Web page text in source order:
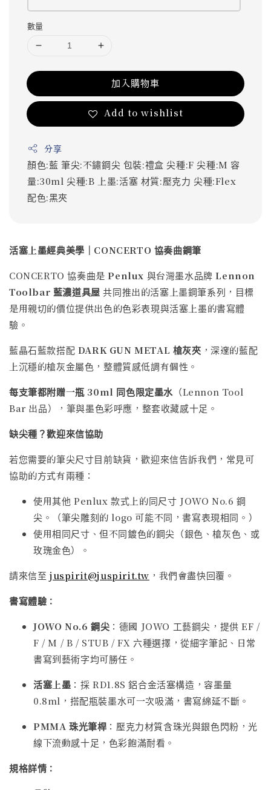
數量
加入購物車
Add to wishlist
分享
顏色:藍 筆尖:不鏽鋼尖 包裝:禮盒尖種:F尖種:M 容
量:30ml尖種:B 上墨:活塞 材質:壓克力尖種:Flex
配色:黑夾
活塞上墨經典美學｜CONCERTO 協奏曲鋼筆
CONCERTO 協奏曲是Penlux 與台灣墨水品牌Lennon
Toolbar 藍濃道具屋 共同推出的活塞上墨鋼筆系列，目標
是用親切的價位提供出色的色彩表現與活塞上墨的書寫體
驗。
藍晶石藍款搭配 DARK GUN METAL 槍灰夾 ，深邃的藍配
上沉穩的槍灰金屬色，整體質感低調有個性。
每支筆都附贈一瓶 30ml 同色限定墨水 （Lennon Tool
Bar 出品），筆與墨色彩呼應，整套收藏感十足。
缺尖種？歡迎來信協助
若您需要的筆尖尺寸目前缺貨，歡迎來信告訴我們，常見可
協助的方式有兩種：
使用其他 Penlux 款式上的同尺寸 JOWO No.6 鋼
尖。（筆尖雕刻的 logo 可能不同，書寫表現相同。）
使用相同尺寸、但不同鍍色的鋼尖（銀色、槍灰色、或
玫瑰金色）。
請來信至 juspirit@juspirit.tw ，我們會盡快回覆。
書寫體驗：
JOWO No.6 鋼尖 ：德國 JOWO 工藝鋼尖，提供 EF /
F / M / B / STUB / FX 六種選擇，從細字筆記、日常
書寫到藝術字均可勝任。
活塞上墨 ：採 RD1.8S 鋁合金活塞構造，容墨量
0.8ml，搭配瓶裝墨水可一次吸滿，書寫綿延不斷。
PMMA 珠光筆桿 ：壓克力材質含珠光與銀色閃粉，光
線下流動感十足，色彩飽滿耐看。
規格詳情：